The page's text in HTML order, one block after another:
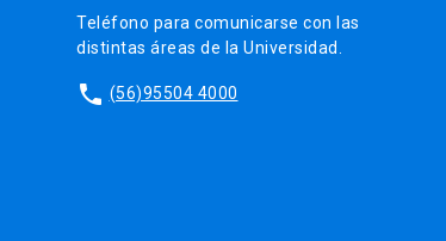
Teléfono para comunicarse con las
distintas áreas de la Universidad.
phone (56)95504 4000